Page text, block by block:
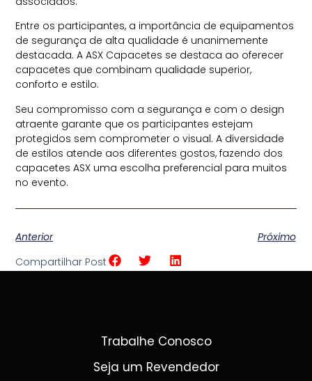
Entre os participantes, a importância de equipamentos
de segurança de alta qualidade é unanimemente
destacada. A ASX Capacetes se destaca ao oferecer
capacetes que combinam qualidade superior,
conforto e estilo.
Seu compromisso com a segurança e com o design
atraente garante que os participantes estejam
protegidos sem comprometer o visual. A diversidade
de estilos atende aos diferentes gostos, fazendo dos
capacetes ASX uma escolha preferencial para muitos
no evento.
Anterior
Próximo
Compartilhar Post
Trabalhe Conosco
Seja um Revendedor